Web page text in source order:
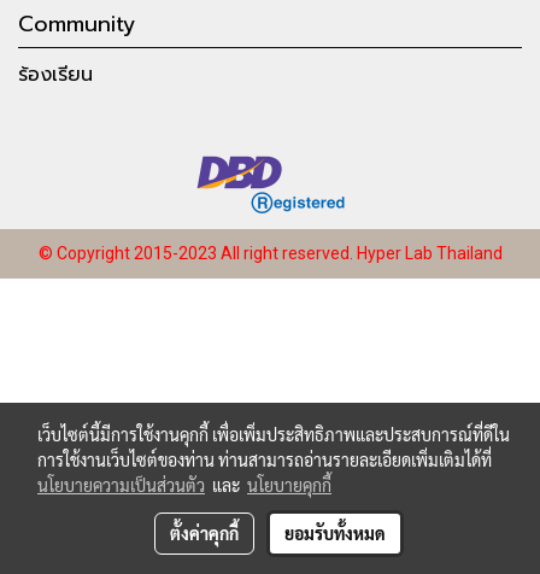
Community
ร้องเรียน
© Copyright 2015-2023 All right reserved. Hyper Lab Thailand
เว็บไซต์นี้มีการใช้งานคุกกี้ เพื่อเพิ่มประสิทธิภาพและประสบการณ์ที่ดีใน
การใช้งานเว็บไซต์ของท่าน ท่านสามารถอ่านรายละเอียดเพิ่มเติมได้ที่
นโยบายความเป็นส่วนตัว และ นโยบายคุกกี้
ตั้งค่าคุกกี้ ยอมรับทั้งหมด